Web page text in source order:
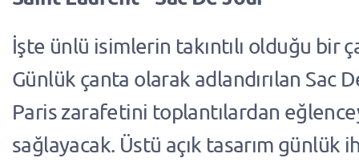
İşte ünlü isimlerin takıntılı olduğu bir
Günlük çanta olarak adlandırılan Sac
Paris zarafetini toplantılardan
sağlayacak. Üstü açık tasarım günlük